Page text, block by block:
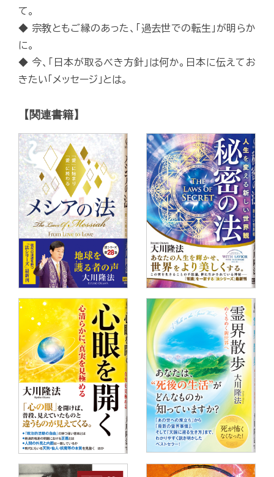
て。
◆ 宗教ともご縁のあった、「過去世での転生」が明らか
に。
◆ 今、「日本が取るべき方針」は何か。日本に伝えてお
きたい「メッセージ」とは。
【関連書籍】